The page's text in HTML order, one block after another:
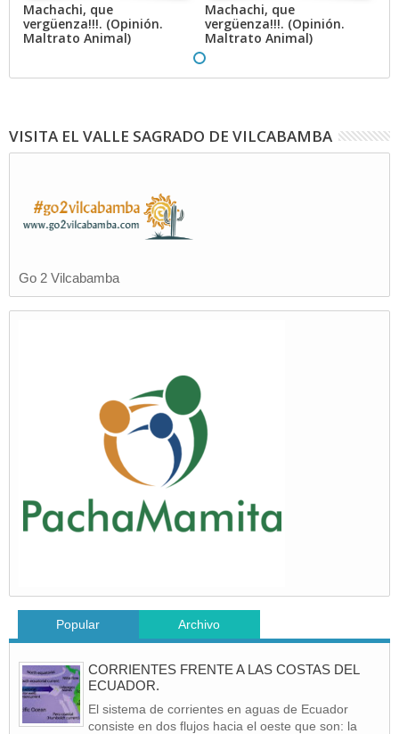
Machachi, que
vergüenza!!!. (Opinión.
Maltrato Animal)
Machachi, que
vergüenza!!!. (Opinión.
Maltrato Animal)
VISITA EL VALLE SAGRADO DE VILCABAMBA
Go 2 Vilcabamba
Popular Archivo
CORRIENTES FRENTE A LAS COSTAS DEL
ECUADOR.
El sistema de corrientes en aguas de Ecuador
consiste en dos flujos hacia el oeste que son: la